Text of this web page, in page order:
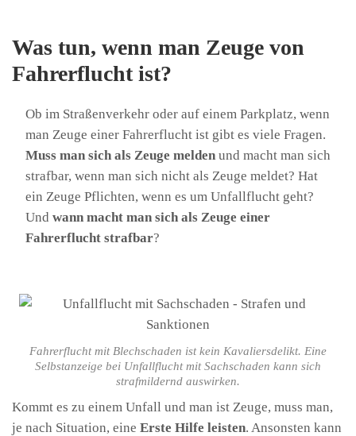
Was tun, wenn man Zeuge von
Fahrerflucht ist?
Ob im Straßenverkehr oder auf einem Parkplatz, wenn
man Zeuge einer Fahrerflucht ist gibt es viele Fragen.
Muss man sich als Zeuge melden und macht man sich
strafbar, wenn man sich nicht als Zeuge meldet? Hat
ein Zeuge Pflichten, wenn es um Unfallflucht geht?
Und wann macht man sich als Zeuge einer
Fahrerflucht strafbar?
Fahrerflucht mit Blechschaden ist kein Kavaliersdelikt. Eine
Selbstanzeige bei Unfallflucht mit Sachschaden kann sich
strafmildernd auswirken.
Kommt es zu einem Unfall und man ist Zeuge, muss man,
je nach Situation, eine Erste Hilfe leisten. Ansonsten kann